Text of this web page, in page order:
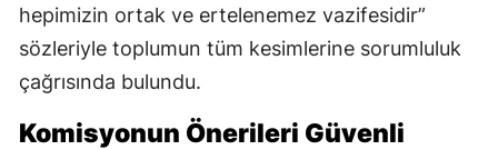
hepimizin ortak ve ertelenemez vazifesidir”
sözleriyle toplumun tüm kesimlerine sorumluluk
çağrısında bulundu.
Komisyonun Önerileri Güvenli